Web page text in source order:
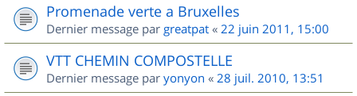
Promenade verte a Bruxelles
Dernier message par greatpat « 22 juin 2011, 15:00
VTT CHEMIN COMPOSTELLE
Dernier message par yonyon « 28 juil. 2010, 13:51